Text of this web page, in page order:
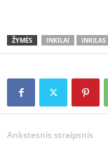
ŽYMĖS INKILAI INKILAS
Ankstesnis straipsnis